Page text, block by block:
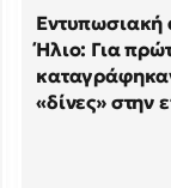
Ήλιο: Για
«δίνες» στην